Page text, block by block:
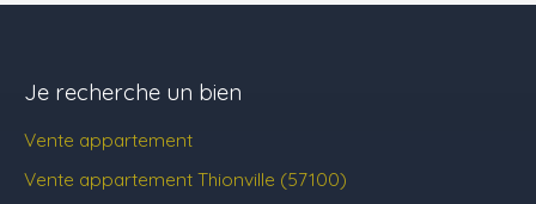
Je recherche un bien
Vente appartement
Vente appartement Thionville (57100)